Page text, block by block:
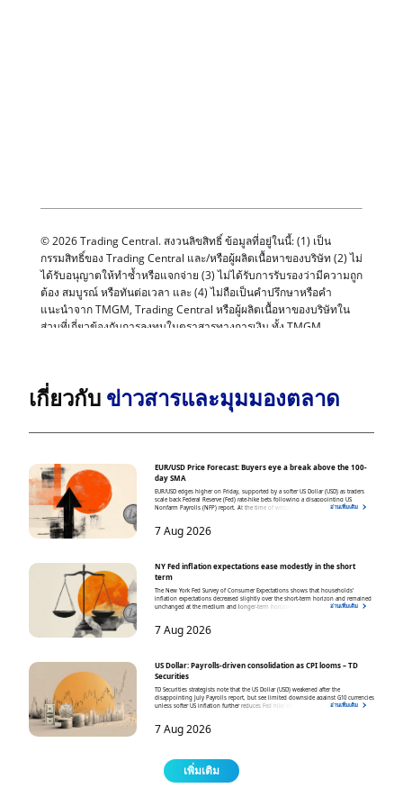
เกี่ยวกับ ข่าวสารและมุมมองตลาด
EUR/USD Price Forecast: Buyers eye a break above the 100-
day SMA
EUR/USD edges higher on Friday, supported by a softer US Dollar (USD) as traders
scale back Federal Reserve (Fed) rate-hike bets following a disappointing US
Nonfarm Payrolls (NFP) report. At the time of writing, the pair trades around 1.1562,
อ่านเพิ่มเติม
7 Aug 2026
NY Fed inflation expectations ease modestly in the short
term
The New York Fed Survey of Consumer Expectations shows that households’
inflation expectations decreased slightly over the short-term horizon and remained
unchanged at the medium and longer-term horizons. One-year inflationอ่านเพิ่มเติม
7 Aug 2026
US Dollar: Payrolls-driven consolidation as CPI looms – TD
Securities
TD Securities strategists note that the US Dollar (USD) weakened after the
disappointing July Payrolls report, but see limited downside against G10 currencies
unless softer US inflation further reduces Fed hike expectations.
อ่านเพิ่มเติม
7 Aug 2026
เพิ่มเติม